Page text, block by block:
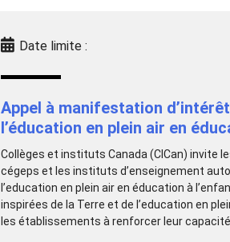
Date limite :
Appel à manifestation
l’éducation en plein air en
Collèges et instituts Canada (CICan) invite
cégeps et les instituts d’enseignement
l’education en plein air en éducation à
inspirées de la Terre et de l’education en
les établissements à renforcer leur capacité